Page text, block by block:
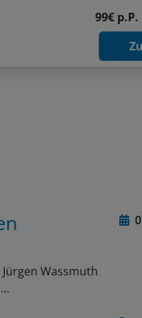
99€ p.P.
Wassmuth